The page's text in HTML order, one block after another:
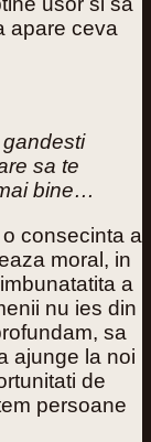
apare ceva
sa te
bine…
consecinta a
moral, in
a
nu ies din
sa
ajunge la noi
de
persoane